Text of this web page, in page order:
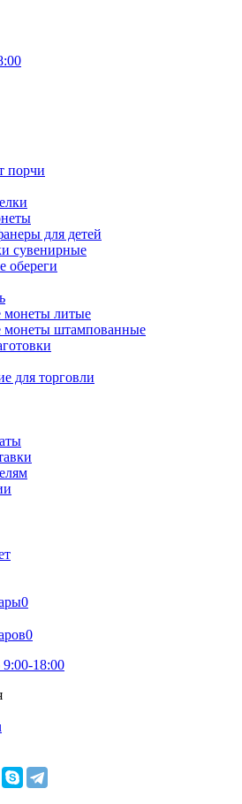
порчи
для детей
сувенирные
обереги
литые
монеты штампованные
для торговли
0
0
9:00-18:00